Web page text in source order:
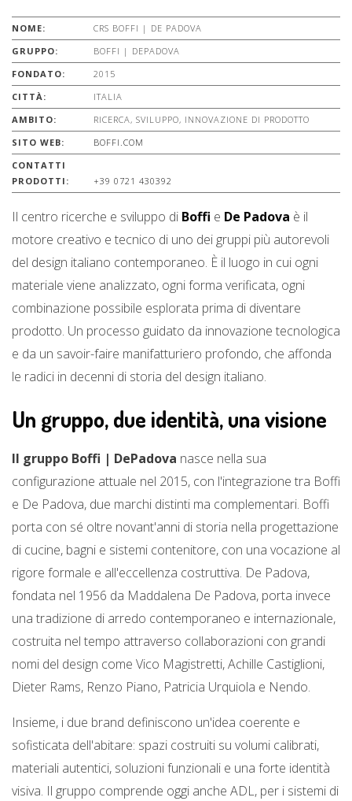
NOME:
CRS BOFFI | DE PADOVA
GRUPPO:
BOFFI | DEPADOVA
FONDATO:
2015
CITTÀ:
ITALIA
AMBITO:
RICERCA, SVILUPPO, INNOVAZIONE DI PRODOTTO
SITO WEB:
BOFFI.COM
CONTATTI
PRODOTTI:
+39 0721 430392
Il centro ricerche e sviluppo di Boffi e De Padova è il
motore creativo e tecnico di uno dei gruppi più autorevoli
del design italiano contemporaneo. È il luogo in cui ogni
materiale viene analizzato, ogni forma verificata, ogni
combinazione possibile esplorata prima di diventare
prodotto. Un processo guidato da innovazione tecnologica
e da un savoir-faire manifatturiero profondo, che affonda
le radici in decenni di storia del design italiano.
Un gruppo, due identità, una visione
Il gruppo Boffi | DePadova nasce nella sua
configurazione attuale nel 2015, con l'integrazione tra Boffi
e De Padova, due marchi distinti ma complementari. Boffi
porta con sé oltre novant'anni di storia nella progettazione
di cucine, bagni e sistemi contenitore, con una vocazione al
rigore formale e all'eccellenza costruttiva. De Padova,
fondata nel 1956 da Maddalena De Padova, porta invece
una tradizione di arredo contemporaneo e internazionale,
costruita nel tempo attraverso collaborazioni con grandi
nomi del design come Vico Magistretti, Achille Castiglioni,
Dieter Rams, Renzo Piano, Patricia Urquiola e Nendo.
Insieme, i due brand definiscono un'idea coerente e
sofisticata dell'abitare: spazi costruiti su volumi calibrati,
materiali autentici, soluzioni funzionali e una forte identità
visiva. Il gruppo comprende oggi anche ADL, per i sistemi di